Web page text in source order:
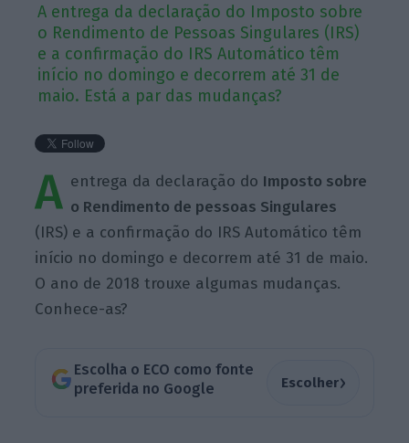
A entrega da declaração do Imposto sobre
o Rendimento de Pessoas Singulares (IRS)
e a confirmação do IRS Automático têm
início no domingo e decorrem até 31 de
maio. Está a par das mudanças?
A entrega da declaração do Imposto sobre
o Rendimento de pessoas Singulares
(IRS) e a confirmação do IRS Automático têm
início no domingo e decorrem até 31 de maio.
O ano de 2018 trouxe algumas mudanças.
Conhece-as?
Escolha o ECO como fonte
preferida no Google
Escolher›